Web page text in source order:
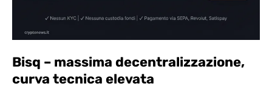
Bisq – massima decentralizzazione,
curva tecnica elevata